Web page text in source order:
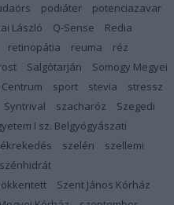
podiáter
potenciazavar
László
Q-Sense
Redia
retinopátia reuma
réz
Salgótarján
Somogy Megyei
sport stevia
stressz
Syntrival szacharóz
Szegedi
I sz. Belgyógyászati
szelén
szellemi
szénhidrát
Szent János Kórház